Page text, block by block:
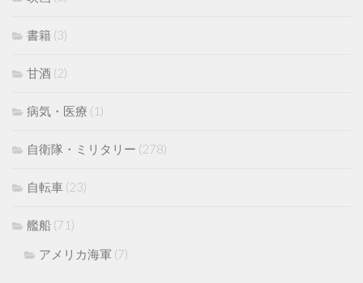
書籍 (3)
甘酒 (2)
病気・医療 (1)
自衛隊・ミリタリー (278)
自転車 (23)
艦船 (71)
アメリカ海軍 (7)